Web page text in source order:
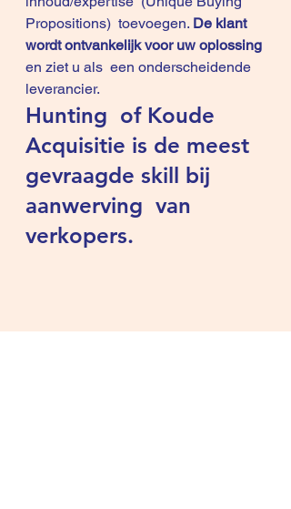
Propositions)  toevoegen. De klant
wordt ontvankelijk voor uw oplossing
en ziet u als  een onderscheidende
leverancier.
Hunting  of Koude
Acquisitie is de meest
gevraagde skill bij
aanwerving  van
verkopers.